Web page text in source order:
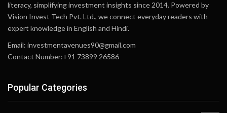
literacy, simplifying investment insights since 2014. Powered by
Vision Invest Tech Pvt. Ltd., we connect everyday readers with
expert knowledge in English and Hindi.
Email: investmentavenues90@gmail.com
Contact Number:+91 73899 26586
Popular Categories